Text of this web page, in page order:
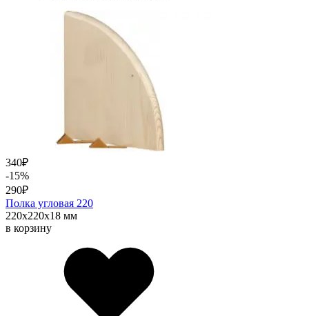
340₽
-15%
290₽
Полка угловая 220
220х220х18 мм
в корзину